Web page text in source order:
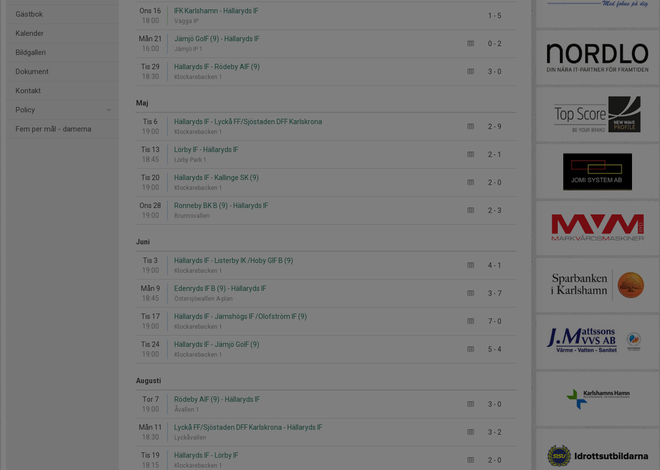
Gästbok
Kalender
Bildgalleri
Dokument
Kontakt
Policy
Fem per mål - damerna
Ons 16
18:00
1 - 5
IFK Karlshamn - Hällaryds IF
Vägga IP
Mån 21
16:00
0 - 2
Jämjö GoIF (9) - Hällaryds IF
Jämjö IP 1
Tis 29
18:30
3 - 0
Hällaryds IF - Rödeby AIF (9)
Klockarebacken 1
Maj
Tis 6
19:00
2 - 9
Hällaryds IF - Lyckå FF/Sjöstaden DFF Karlskrona
Klockarebacken 1
Tis 13
18:45
2 - 1
Lörby IF - Hällaryds IF
Lörby Park 1
Tis 20
19:00
2 - 0
Hällaryds IF - Kallinge SK (9)
Klockarebacken 1
Ons 28
19:00
2 - 3
Ronneby BK B (9) - Hällaryds IF
Brunnsvallen
Juni
Tis 3
19:00
4 - 1
Hällaryds IF - Listerby IK /Hoby GIF B (9)
Klockarebacken 1
Mån 9
18:45
3 - 7
Edenryds IF B (9) - Hällaryds IF
Östersjöwallen A-plan
Tis 17
19:00
7 - 0
Hällaryds IF - Jämshögs IF /Olofström IF (9)
Klockarebacken 1
Tis 24
19:00
5 - 4
Hällaryds IF - Jämjö GoIF (9)
Klockarebacken 1
Augusti
Tor 7
19:00
3 - 0
Rödeby AIF (9) - Hällaryds IF
Åvallen 1
Mån 11
18:30
3 - 2
Lyckå FF/Sjöstaden DFF Karlskrona - Hällaryds IF
Lyckåvallen
Tis 19
18:15
2 - 0
Hällaryds IF - Lörby IF
Klockarebacken 1